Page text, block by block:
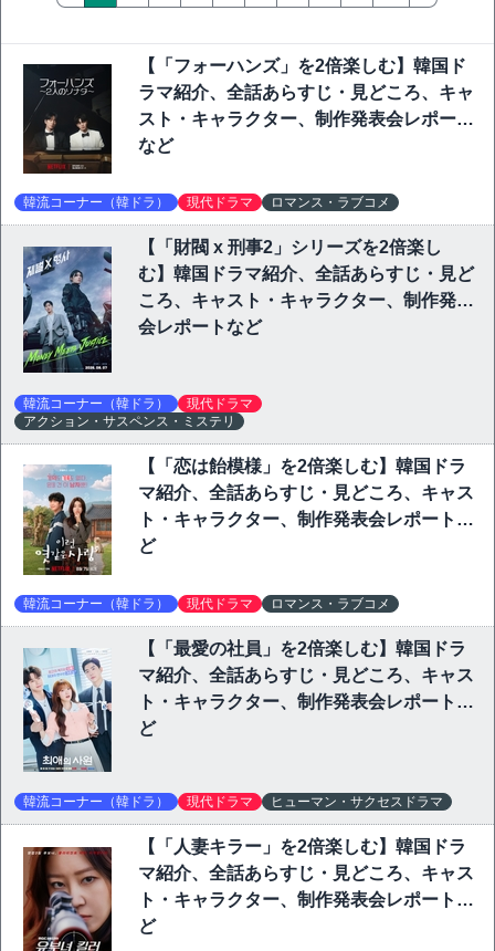
【「フォーハンズ」を2倍楽しむ】韓国ド
ラマ紹介、全話あらすじ・見どころ、キャ
スト・キャラクター、制作発表会レポート
など
韓流コーナー（韓ドラ） 現代ドラマ ロマンス・ラブコメ
【「財閥 x 刑事2」シリーズを2倍楽し
む】韓国ドラマ紹介、全話あらすじ・見ど
ころ、キャスト・キャラクター、制作発表
会レポートなど
韓流コーナー（韓ドラ）
現代ドラマ
アクション・サスペンス・ミステリ
【「恋は飴模様」を2倍楽しむ】韓国ドラ
マ紹介、全話あらすじ・見どころ、キャス
ト・キャラクター、制作発表会レポートな
ど
韓流コーナー（韓ドラ） 現代ドラマ ロマンス・ラブコメ
【「最愛の社員」を2倍楽しむ】韓国ドラ
マ紹介、全話あらすじ・見どころ、キャス
ト・キャラクター、制作発表会レポートな
ど
韓流コーナー（韓ドラ） 現代ドラマ ヒューマン・サクセスドラマ
【「人妻キラー」を2倍楽しむ】韓国ドラ
マ紹介、全話あらすじ・見どころ、キャス
ト・キャラクター、制作発表会レポートな
ど